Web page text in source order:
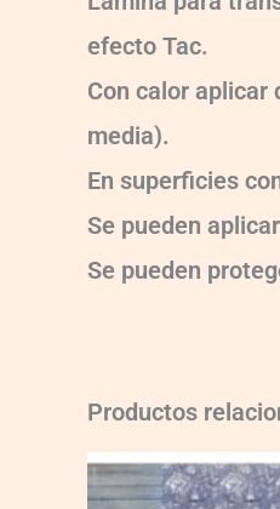
efecto Tac.
Con calor aplicar
media).
En superficies
Se pueden
Se pueden
Productos
Ch-
wXXL123